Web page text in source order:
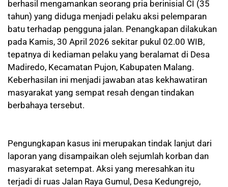
berhasil mengamankan seorang pria berinisial CI (35
tahun) yang diduga menjadi pelaku aksi pelemparan
batu terhadap pengguna jalan. Penangkapan dilakukan
pada Kamis, 30 April 2026 sekitar pukul 02.00 WIB,
tepatnya di kediaman pelaku yang beralamat di Desa
Madiredo, Kecamatan Pujon, Kabupaten Malang.
Keberhasilan ini menjadi jawaban atas kekhawatiran
masyarakat yang sempat resah dengan tindakan
berbahaya tersebut.
Pengungkapan kasus ini merupakan tindak lanjut dari
laporan yang disampaikan oleh sejumlah korban dan
masyarakat setempat. Aksi yang meresahkan itu
terjadi di ruas Jalan Raya Gumul, Desa Kedungrejo,